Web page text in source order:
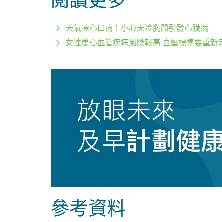
天氣凍心口痛！小心天冷胸悶引發心臟病
女性患心血管疾病風險較高 血壓標準要重新
參考資料